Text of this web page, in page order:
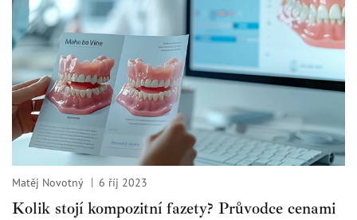
Matěj Novotný 6 říj 2023
Kolik stojí kompozitní fazety? Průvodce cenami